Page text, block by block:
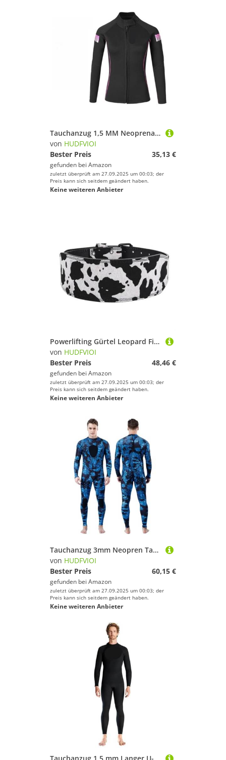
Tauchanzug 1,5 MM Neoprenanzug Langarm Zweiteiliger Unterwasserfischen Surfen Jacke Hosen Kleidung Frauen Tauchanzug(Black,XS)
von HUDFVIOI
Bester Preis
35,13 €
gefunden bei Amazon
zuletzt überprüft am 27.09.2025 um 00:03; der
Preis kann sich seitdem geändert haben.
Keine weiteren Anbieter
Powerlifting Gürtel Leopard Fitness Gürtel Gewichtheben Kniebeugen Powerlifting Taille Unterstützung Gym Powerlifting Krafttraining Taille Gürtel(White,XL (waist 90-108cm))
von HUDFVIOI
Bester Preis
48,46 €
gefunden bei Amazon
zuletzt überprüft am 27.09.2025 um 00:03; der
Preis kann sich seitdem geändert haben.
Keine weiteren Anbieter
Tauchanzug 3mm Neopren Tauchen Anzug for Männer Zurück Zip Lange Ärmeln Plus Größe Speerfischen Männer Neoprenanzug for Surfen(Blue,XXL)
von HUDFVIOI
Bester Preis
60,15 €
gefunden bei Amazon
zuletzt überprüft am 27.09.2025 um 00:03; der
Preis kann sich seitdem geändert haben.
Keine weiteren Anbieter